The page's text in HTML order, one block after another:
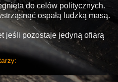
do celów politycznych.
ospałą ludzką masą.
jeśli pozostaje jedyną ofiarą